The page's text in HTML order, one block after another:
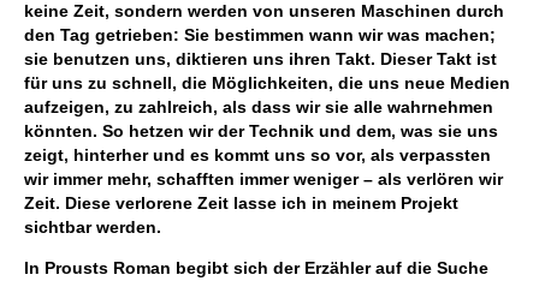
keine Zeit, sondern werden von unseren Maschinen durch
den Tag getrieben: Sie bestimmen wann wir was machen;
sie benutzen uns, diktieren uns ihren Takt. Dieser Takt ist
für uns zu schnell, die Möglichkeiten, die uns neue Medien
aufzeigen, zu zahlreich, als dass wir sie alle wahrnehmen
könnten. So hetzen wir der Technik und dem, was sie uns
zeigt, hinterher und es kommt uns so vor, als verpassten
wir immer mehr, schafften immer weniger – als verlören wir
Zeit. Diese verlorene Zeit lasse ich in meinem Projekt
sichtbar werden.
In Prousts Roman begibt sich der Erzähler auf die Suche